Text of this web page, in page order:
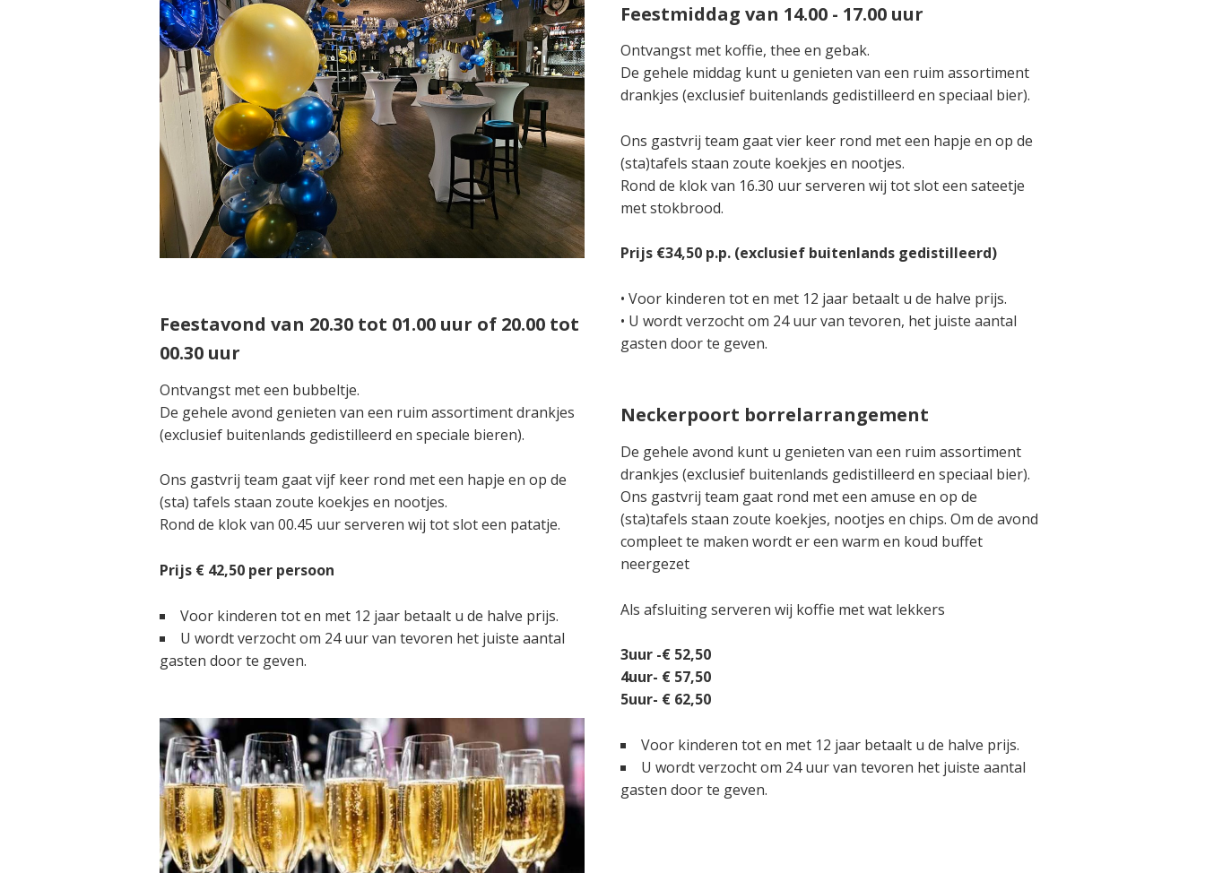
Feestavond van 20.30 tot 01.00 uur of 20.00 tot
00.30 uur
Ontvangst met een bubbeltje.
De gehele avond genieten van een ruim assortiment drankjes
(exclusief buitenlands gedistilleerd en speciale bieren).
Ons gastvrij team gaat vijf keer rond met een hapje en op de
(sta) tafels staan zoute koekjes en nootjes.
Rond de klok van 00.45 uur serveren wij tot slot een patatje.
Prijs € 42,50 per persoon
Voor kinderen tot en met 12 jaar betaalt u de halve prijs.
U wordt verzocht om 24 uur van tevoren het juiste aantal
gasten door te geven.
Feestmiddag van 14.00 - 17.00 uur
Ontvangst met koffie, thee en gebak.
De gehele middag kunt u genieten van een ruim assortiment
drankjes (exclusief buitenlands gedistilleerd en speciaal bier).
Ons gastvrij team gaat vier keer rond met een hapje en op de
(sta)tafels staan zoute koekjes en nootjes.
Rond de klok van 16.30 uur serveren wij tot slot een sateetje
met stokbrood.
Prijs €34,50 p.p. (exclusief buitenlands gedistilleerd)
• Voor kinderen tot en met 12 jaar betaalt u de halve prijs.
• U wordt verzocht om 24 uur van tevoren, het juiste aantal
gasten door te geven.
Neckerpoort borrelarrangement
De gehele avond kunt u genieten van een ruim assortiment
drankjes (exclusief buitenlands gedistilleerd en speciaal bier).
Ons gastvrij team gaat rond met een amuse en op de
(sta)tafels staan zoute koekjes, nootjes en chips. Om de avond
compleet te maken wordt er een warm en koud buffet
neergezet
Als afsluiting serveren wij koffie met wat lekkers
3uur -€ 52,50
4uur- € 57,50
5uur- € 62,50
Voor kinderen tot en met 12 jaar betaalt u de halve prijs.
U wordt verzocht om 24 uur van tevoren het juiste aantal
gasten door te geven.